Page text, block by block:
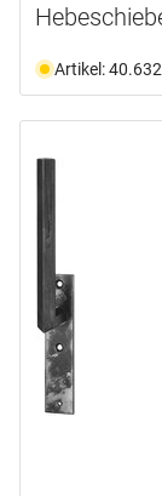
Artikel: